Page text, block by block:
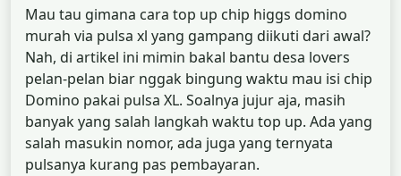
Mau tau gimana cara top up chip higgs domino
murah via pulsa xl yang gampang diikuti dari awal?
Nah, di artikel ini mimin bakal bantu desa lovers
pelan-pelan biar nggak bingung waktu mau isi chip
Domino pakai pulsa XL. Soalnya jujur aja, masih
banyak yang salah langkah waktu top up. Ada yang
salah masukin nomor, ada juga yang ternyata
pulsanya kurang pas pembayaran.